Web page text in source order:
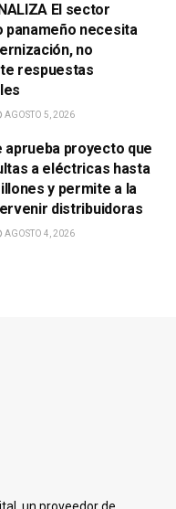
El sector
panameño necesita
no
respuestas
AGOSTO 5, 2026
aprueba proyecto que
a eléctricas hasta
y permite a la
distribuidoras
AGOSTO 4, 2026